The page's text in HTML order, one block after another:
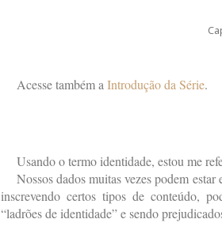
Acesse também a Introdução da Série.
Usando o termo identidade, estou me
Nossos dados muitas vezes podem
inscrevendo certos tipos de conteúdo,
“ladrões de identidade” e sendo